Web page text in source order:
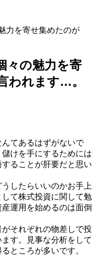
力を寄せ集めたのが
々の魅力を寄
われます…。
てあるはずがないで
けを手にするためには
ることが肝要だと思い
したらいいのかお手上
て株式投資に関して勉
運用を始めるのは面倒
それぞれの物差しで投
す。見事な分析をして
ところが多いです。